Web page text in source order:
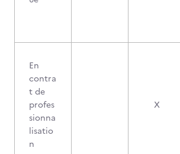
En
contra
t de
profes
sionna
lisatio
n
X